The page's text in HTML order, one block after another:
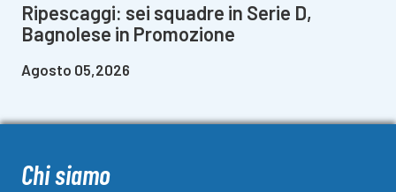
Ripescaggi: sei squadre in Serie D,
Bagnolese in Promozione
Agosto 05,2026
Chi siamo